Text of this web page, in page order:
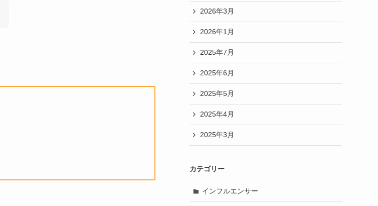
2026年3月
2026年1月
2025年7月
2025年6月
2025年5月
2025年4月
2025年3月
カテゴリー
インフルエンサー